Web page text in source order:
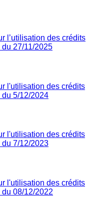
l’utilisation des crédits
27/11/2025
l'utilisation des crédits
5/12/2024
l'utilisation des crédits
7/12/2023
l'utilisation des crédits
08/12/2022